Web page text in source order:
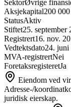
SektorØvrige
Aksjekapital200
StatusAktiv
Stiftet25. september
Registrert16. nov.
Vedtektsdato24. juni
MVA-registrertNei
ForetaksregisteretJa
Eiendom ved
Adresse-/
juridisk eierskap.